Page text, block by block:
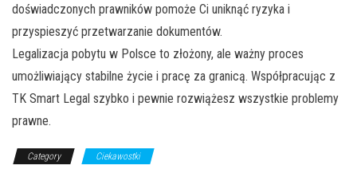
doświadczonych prawników pomoże Ci uniknąć ryzyka i
przyspieszyć przetwarzanie dokumentów.
Legalizacja pobytu w Polsce to złożony, ale ważny proces
umożliwiający stabilne życie i pracę za granicą. Współpracując z
TK Smart Legal szybko i pewnie rozwiążesz wszystkie problemy
prawne.
Category Ciekawostki